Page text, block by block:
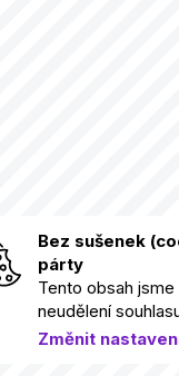
Bez sušenek
párty
Tento obsah
neudělení
Změnit